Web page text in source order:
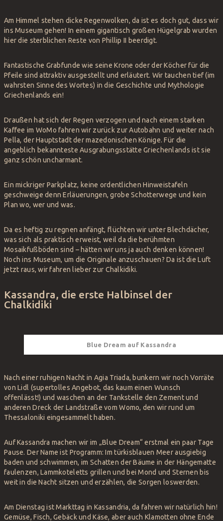
Am Himmel stehen dicke Regenwolken, da ist es doch gut, dass wir
ins Museum gehen! In einem gigantisch großen Hügelgrab wurden
hier die sterblichen Reste von Phillip II beerdigt.
Fantastische Grabfunde wie seine Krone oder der Köcher für die
Pfeile sind attraktiv ausgestellt und erläutert. Wir tauchen tief (im
wahrsten Sinne des Wortes) in die Geschichte und Mythologie
Griechenlands ein!
Draußen hat sich der Regen verzogen und nach einem starken
Kaffee im WoMo fahren wir zurück zur Autobahn und weiter nach
Pella, der Hauptstadt der mazedonischen Könige. Für die
angeblich bekannteste Ausgrabungsstätte Griechenlands ist sie
ganz schön uncharmant.
Ein mickriger Parkplatz, keine ordentlichen Hinweistafeln
geschweige denn Erläuerungen, grobe Schotterwege und kein
Plan wo, wer und was.
Da es heftig zu regnen anfängt, flüchten wir unter Blechdächer,
was sich als praktisch erweist, weil da die berühmten
Mosaikfußböden sind – hätten wir uns ja auch denken können!
Noch ins Museum, um die Originale anzuschauen? Da ist die Luft
jetzt raus, wir fahren lieber zur Chalkidiki.
Kassandra, die erste Halbinsel der
Chalkidiki
Blue Dream auf Kassandra
Nach einer ruhigen Nacht in Agia Triada, bunkern wir noch Vorräte
von Lidl (supertolles Angebot, das kaum einen Wunsch
offenlässt!) und waschen an der Tankstelle den Zement und
anderen Dreck der Landstraße vom Womo, den wir rund um
Thessaloniki eingesammelt haben.
Auf Kassandra machen wir im „Blue Dream“ erstmal ein paar Tage
Pause. Der Name ist Programm: Im türkisblauen Meer ausgiebig
baden und schwimmen, im Schatten der Bäume in der Hängematte
faulenzen, Lammkoteletts grillen und bei Mond und Sternen bis
weit in die Nacht sitzen und erzählen, die Sorgen loswerden.
Am Dienstag ist Markttag in Kassandria, da fahren wir natürlich hin!
Gemüse, Fisch, Gebäck und Käse, aber auch Klamotten ohne Ende